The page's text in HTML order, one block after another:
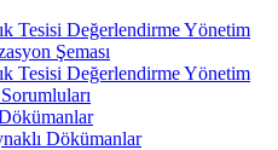
Tesisi Değerlendirme Yönetim
Şeması
Tesisi Değerlendirme Yönetim
Dökümanlar